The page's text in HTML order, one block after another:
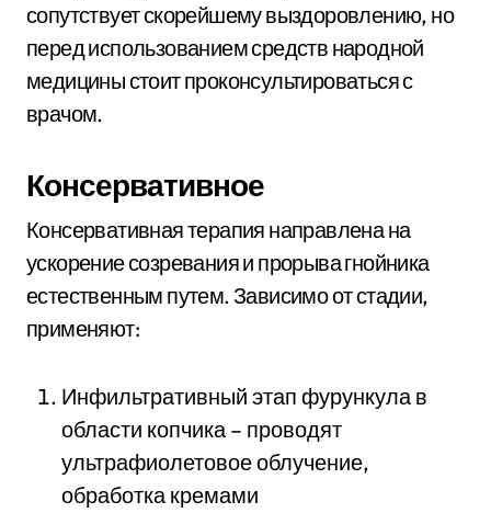
сопутствует скорейшему выздоровлению, но
перед использованием средств народной
медицины стоит проконсультироваться с
врачом.
Консервативное
Консервативная терапия направлена на
ускорение созревания и прорыва гнойника
естественным путем. Зависимо от стадии,
применяют:
Инфильтративный этап фурункула в
области копчика – проводят
ультрафиолетовое облучение,
обработка кремами